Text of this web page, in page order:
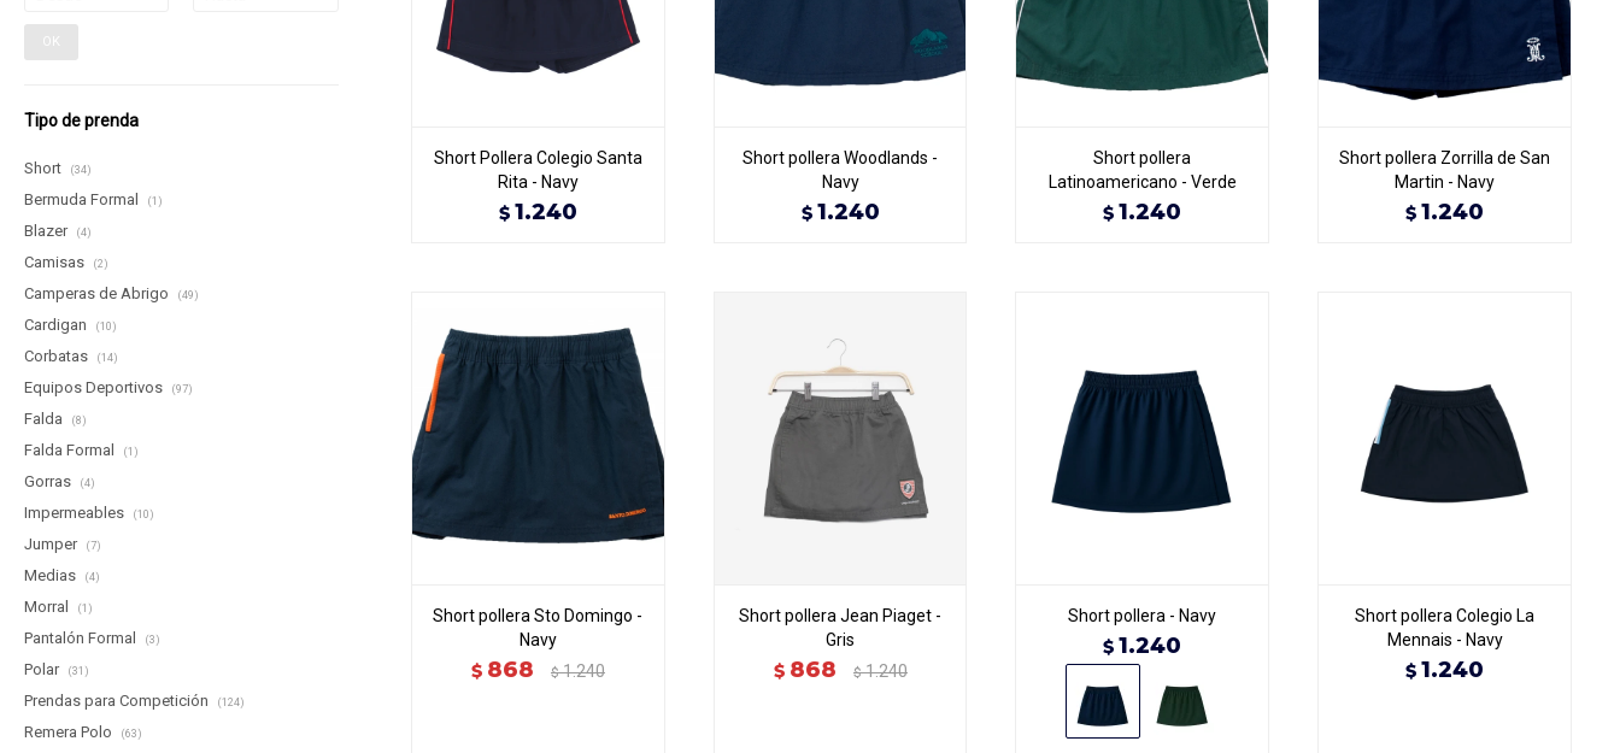
Short Pollera Colegio Santa
Rita - Navy
$ 1.240
Short pollera Woodlands -
Navy
$ 1.240
Short pollera
Latinoamericano - Verde
$ 1.240
Short pollera Zorrilla de San
Martin - Navy
$ 1.240
Short pollera Sto Domingo -
Navy
$ 868 $ 1.240
Short pollera Jean Piaget -
Gris
$ 868 $ 1.240
Short pollera - Navy
$ 1.240
Short pollera Colegio La
Mennais - Navy
$ 1.240
OK
Tipo de prenda
Short (34)
Bermuda Formal (1)
Blazer (4)
Camisas (2)
Camperas de Abrigo (49)
Cardigan (10)
Corbatas (14)
Equipos Deportivos (97)
Falda (8)
Falda Formal (1)
Gorras (4)
Impermeables (10)
Jumper (7)
Medias (4)
Morral (1)
Pantalón Formal (3)
Polar (31)
Prendas para Competición (124)
Remera Polo (63)